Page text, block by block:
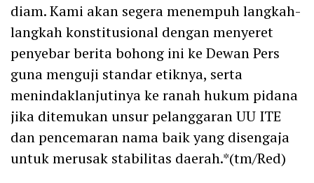
diam. Kami akan segera menempuh langkah-
langkah konstitusional dengan menyeret
penyebar berita bohong ini ke Dewan Pers
guna menguji standar etiknya, serta
menindaklanjutinya ke ranah hukum pidana
jika ditemukan unsur pelanggaran UU ITE
dan pencemaran nama baik yang disengaja
untuk merusak stabilitas daerah.*(tm/Red)